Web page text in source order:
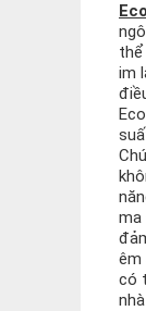
thể
im
ma
êm
có